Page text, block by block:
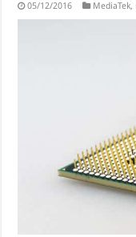
05/12/2016 MediaTek,